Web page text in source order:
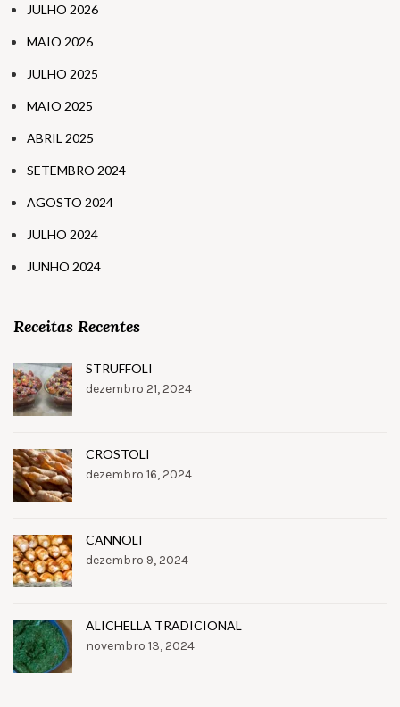
JULHO 2026
MAIO 2026
JULHO 2025
MAIO 2025
ABRIL 2025
SETEMBRO 2024
AGOSTO 2024
JULHO 2024
JUNHO 2024
Receitas Recentes
STRUFFOLI
dezembro 21, 2024
CROSTOLI
dezembro 16, 2024
CANNOLI
dezembro 9, 2024
ALICHELLA TRADICIONAL
novembro 13, 2024